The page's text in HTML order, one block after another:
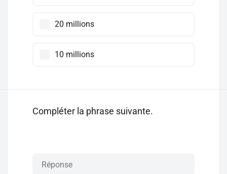
20 millions
10 millions
Compléter la phrase suivante.